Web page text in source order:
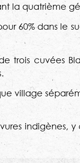
la
60% dans le
trois cuvées
village
indigènes,